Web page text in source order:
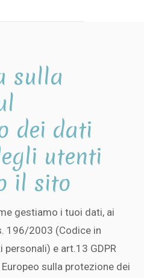
sulla
dei dati
utenti
il sito
gestiamo i tuoi dati, ai
196/2003 (Codice in
e art.13 GDPR
sulla protezione dei